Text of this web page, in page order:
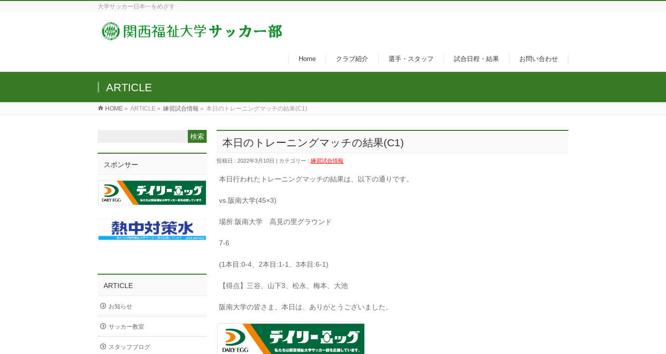
大学サッカー日本一をめざす
Home クラブ紹介 選手・スタッフ 試合日程・結果 お問い合わせ
ARTICLE
HOME » ARTICLE » 練習試合情報 » 本日のトレーニングマッチの結果(C1)
本日のトレーニングマッチの結果(C1)
投稿日 : 2022年3月10日 | カテゴリー : 練習試合情報
本日行われたトレーニングマッチの結果は、以下の通りです。
vs.阪南大学(45×3)
場所:阪南大学 高見の里グラウンド
7-6
(1本目:0-4、2本目:1-1、3本目:6-1)
【得点】三谷、山下3、松永、梅本、大池
阪南大学の皆さま、本日は、ありがとうございました。
スポンサー
ARTICLE
お知らせ
サッカー教室
スタッフブログ